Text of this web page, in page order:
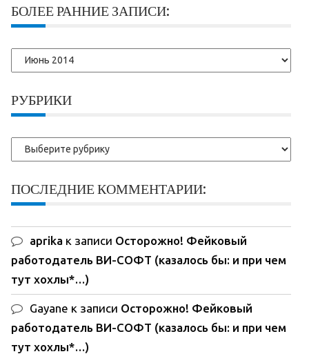
БОЛЕЕ РАННИЕ ЗАПИСИ:
Более
ранние
РУБРИКИ
Рубрики
ПОСЛЕДНИЕ КОММЕНТАРИИ:
aprika к записи Осторожно! Фейковый
работодатель ВИ-СОФТ (казалось бы: и при чем
тут хохлы*…)
Gayane к записи Осторожно! Фейковый
работодатель ВИ-СОФТ (казалось бы: и при чем
тут хохлы*…)